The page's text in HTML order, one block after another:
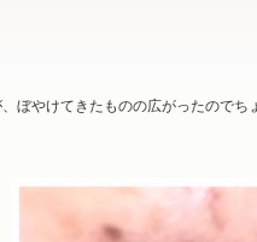
ぼやけてきたものの広がったので